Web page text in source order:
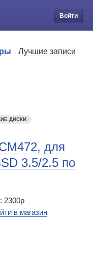
Войти
Лучшие записи
ДИСКИ
для
3.5/2.5 по
2300р
в магазин